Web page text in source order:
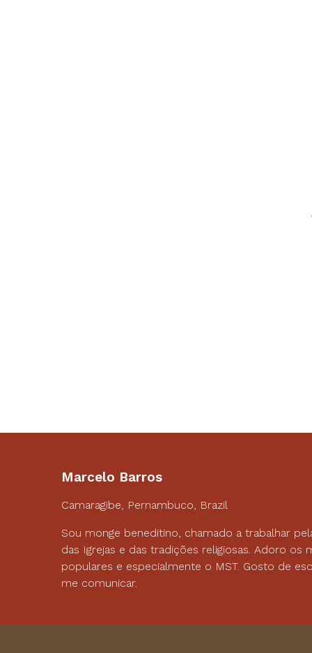
Marcelo Barros
Camaragibe, Pernambuco, Brazil
Sou monge beneditino, chamado a trabalhar
das Igrejas e das tradições religiosas. Adoro os
populares e especialmente o MST. Gosto de
me comunicar.